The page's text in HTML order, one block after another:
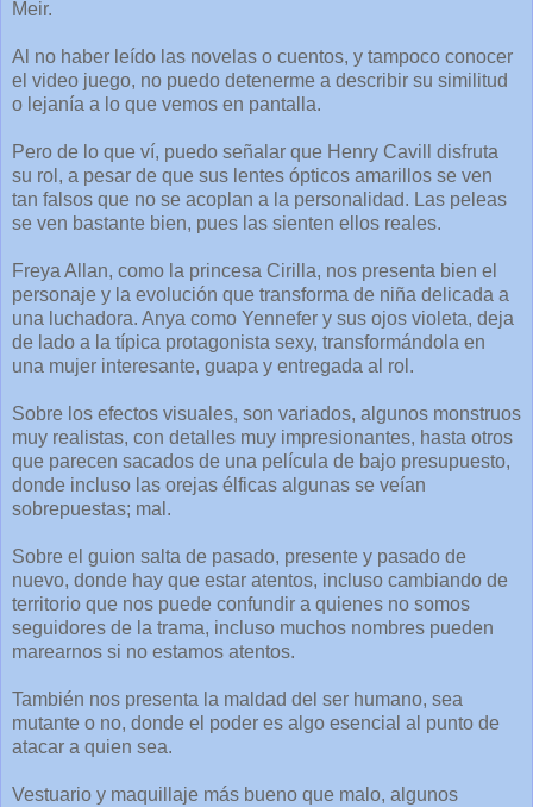
Meir.
Al no haber leído las novelas o cuentos, y tampoco conocer
el video juego, no puedo detenerme a describir su similitud
o lejanía a lo que vemos en pantalla.
Pero de lo que ví, puedo señalar que Henry Cavill disfruta
su rol, a pesar de que sus lentes ópticos amarillos se ven
tan falsos que no se acoplan a la personalidad. Las peleas
se ven bastante bien, pues las sienten ellos reales.
Freya Allan, como la princesa Cirilla, nos presenta bien el
personaje y la evolución que transforma de niña delicada a
una luchadora. Anya como Yennefer y sus ojos violeta, deja
de lado a la típica protagonista sexy, transformándola en
una mujer interesante, guapa y entregada al rol.
Sobre los efectos visuales, son variados, algunos monstruos
muy realistas, con detalles muy impresionantes, hasta otros
que parecen sacados de una película de bajo presupuesto,
donde incluso las orejas élficas algunas se veían
sobrepuestas; mal.
Sobre el guion salta de pasado, presente y pasado de
nuevo, donde hay que estar atentos, incluso cambiando de
territorio que nos puede confundir a quienes no somos
seguidores de la trama, incluso muchos nombres pueden
marearnos si no estamos atentos.
También nos presenta la maldad del ser humano, sea
mutante o no, donde el poder es algo esencial al punto de
atacar a quien sea.
Vestuario y maquillaje más bueno que malo, algunos